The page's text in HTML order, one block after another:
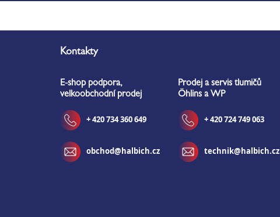
Kontakty
E-shop podpora,
velkoobchodní prodej
+ 420 734 360 649
obchod@halbich.cz
Prodej a servis tlumičů
Öhlins a WP
+ 420 724 749 063
technik@halbich.cz